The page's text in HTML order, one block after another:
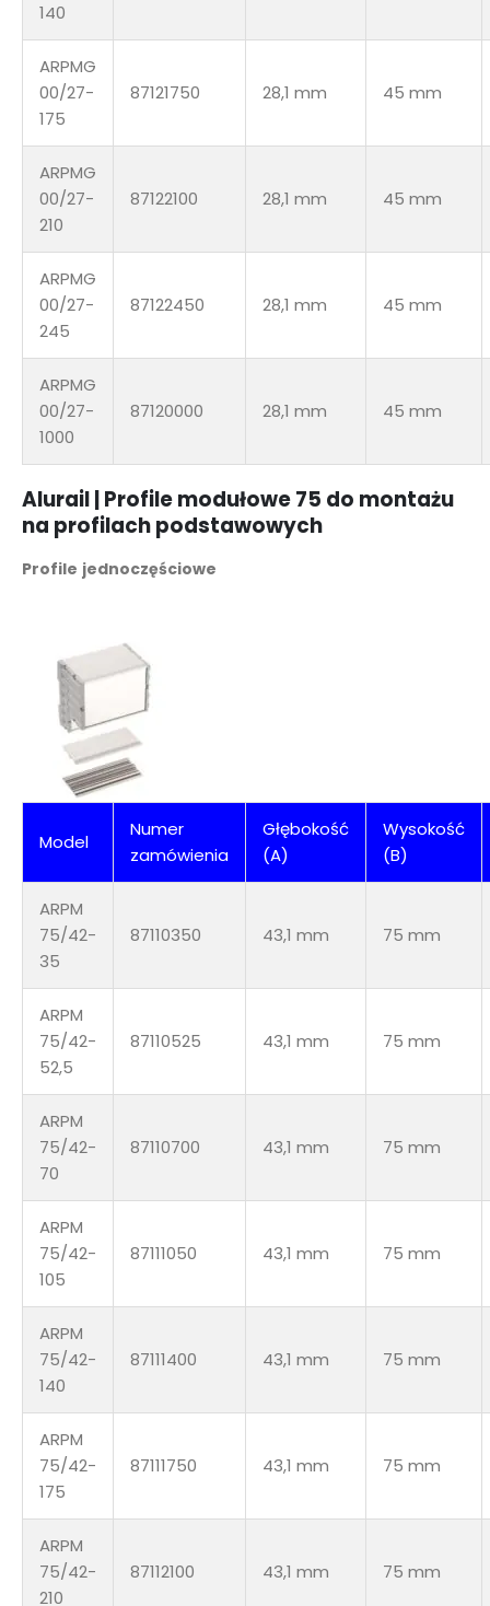
140
ARPMG
00/27-
175
87121750 28,1 mm 45 mm
ARPMG
00/27-
210
87122100 28,1 mm 45 mm
ARPMG
00/27-
245
87122450 28,1 mm 45 mm
ARPMG
00/27-
1000
87120000 28,1 mm 45 mm
Alurail | Profile modułowe 75 do montażu
na profilach podstawowych
Profile jednoczęściowe
Model
Numer
zamówienia
Głębokość
(A)
Wysokość
(B)
ARPM
75/42-
35
87110350 43,1 mm 75 mm
ARPM
75/42-
52,5
87110525 43,1 mm 75 mm
ARPM
75/42-
70
87110700 43,1 mm 75 mm
ARPM
75/42-
105
87111050 43,1 mm 75 mm
ARPM
75/42-
140
87111400 43,1 mm 75 mm
ARPM
75/42-
175
87111750 43,1 mm 75 mm
ARPM
75/42-
210
87112100 43,1 mm 75 mm